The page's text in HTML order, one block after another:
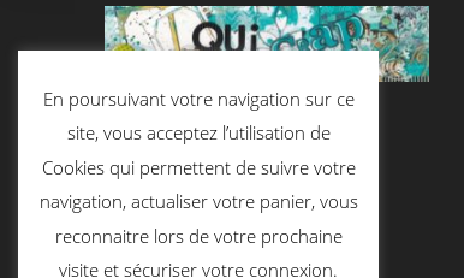
En poursuivant votre navigation sur ce
site, vous acceptez l’utilisation de
Cookies qui permettent de suivre votre
navigation, actualiser votre panier, vous
reconnaitre lors de votre prochaine
visite et sécuriser votre connexion.